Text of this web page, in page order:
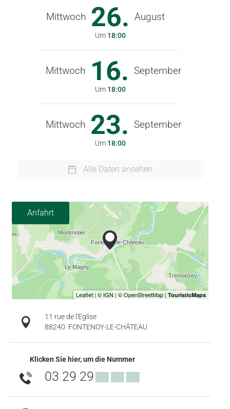
Mittwoch 26. August
Um 18:00
Mittwoch 16. September
Um 18:00
Mittwoch 23. September
Um 18:00
Alle Daten ansehen
Anfahrt
11 rue de l'Eglise
88240 FONTENOY-LE-CHÂTEAU
Klicken Sie hier, um die Nummer
03 29 29▒▒ ▒▒ ▒▒